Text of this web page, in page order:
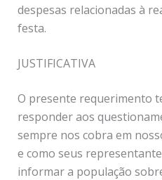
despesas relacionadas à
festa.
JUSTIFICATIVA
O presente requerimento
responder aos
sempre nos cobra em
e como seus
informar a população